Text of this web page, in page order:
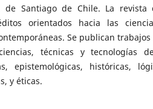
Santiago de Chile. La revista
orientados hacia las
Se publican
técnicas y tecnologías
epistemológicas, históricas,
y éticas.